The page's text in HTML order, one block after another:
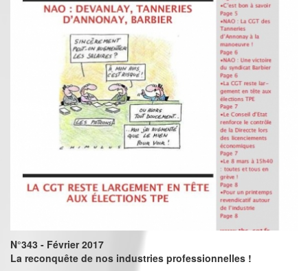
N°343 - Février 2017
La reconquête de nos industries professionnelles !